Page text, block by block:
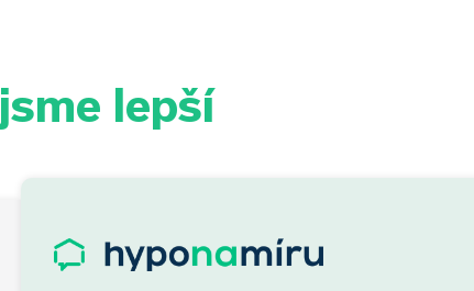
jsme lepší